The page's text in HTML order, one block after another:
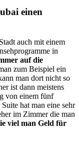
einen
auch mit einem
in
auf die
zum Beispiel ein
man dort nicht so
ist dann meistens
von einem fünf
hat man eine sehr
im Zimmer die man
viel man Geld für